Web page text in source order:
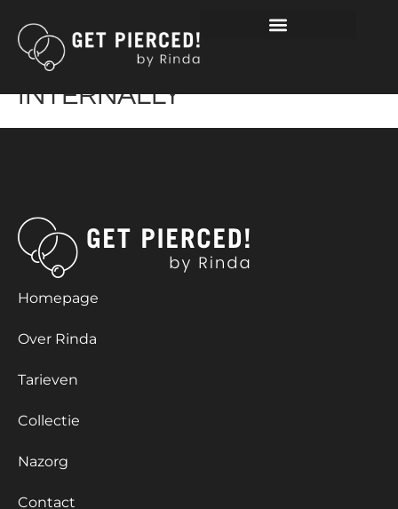
3 STONES ZIRKONIA
MARQUISE TITANIUM TOP
INTERNALLY
Homepage
Over Rinda
Tarieven
Collectie
Nazorg
Contact